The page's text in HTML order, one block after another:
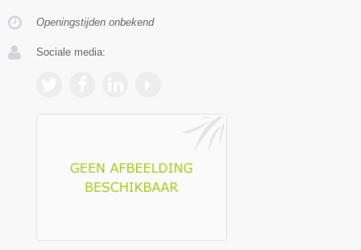
Openingstijden onbekend
Sociale media: